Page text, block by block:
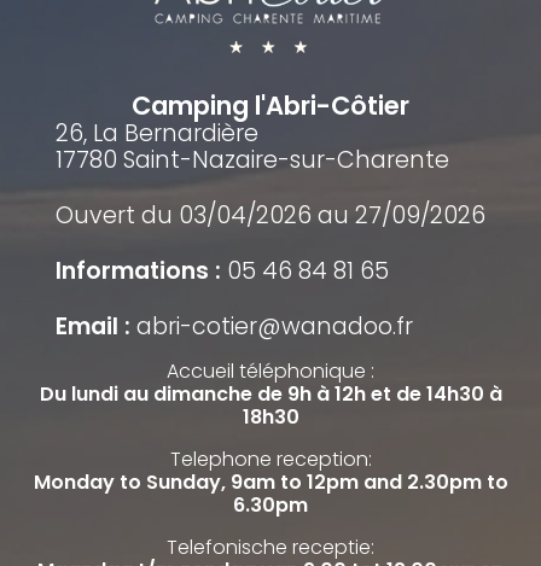
Camping l'Abri-Côtier
26, La Bernardière
17780 Saint-Nazaire-sur-Charente
Ouvert du 03/04/2026 au 27/09/2026
Informations : 05 46 84 81 65
Email : abri-cotier@wanadoo.fr
Accueil téléphonique :
Du lundi au dimanche de 9h à 12h et de 14h30 à
18h30
Telephone reception:
Monday to Sunday, 9am to 12pm and 2.30pm to
6.30pm
Telefonische receptie: